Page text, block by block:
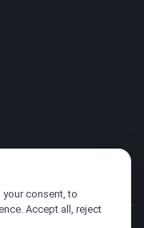
consent, to
Accept all, reject